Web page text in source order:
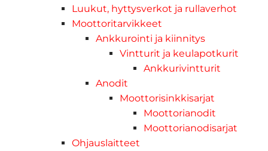
Luukut, hyttysverkot ja rullaverhot
Moottoritarvikkeet
Ankkurointi ja kiinnitys
Vintturit ja keulapotkurit
Ankkurivintturit
Anodit
Moottorisinkkisarjat
Moottorianodit
Moottorianodisarjat
Ohjauslaitteet